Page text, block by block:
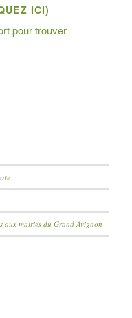
ICI)
pour trouver
aux mairies du Grand Avignon